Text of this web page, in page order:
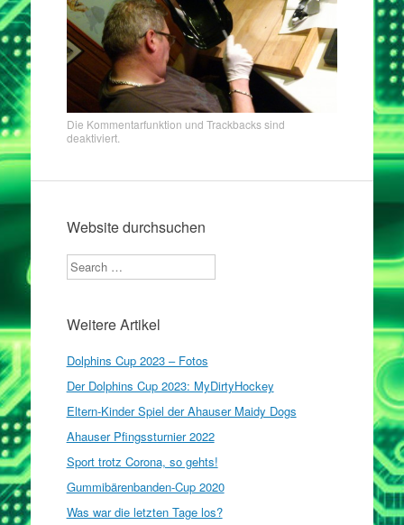
Die Kommentarfunktion und Trackbacks sind
deaktiviert.
Website durchsuchen
Search
Weitere Artikel
Dolphins Cup 2023 – Fotos
Der Dolphins Cup 2023: MyDirtyHockey
Eltern-Kinder Spiel der Ahauser Maidy Dogs
Ahauser Pfingssturnier 2022
Sport trotz Corona, so gehts!
Gummibärenbanden-Cup 2020
Was war die letzten Tage los?